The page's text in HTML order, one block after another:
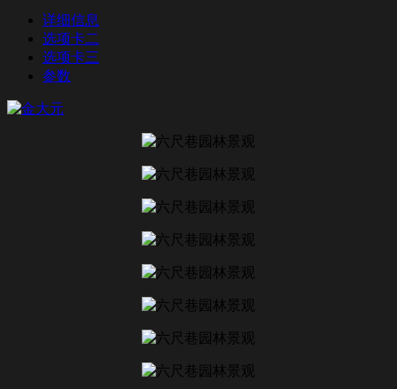
详细信息
选项卡二
选项卡三
参数